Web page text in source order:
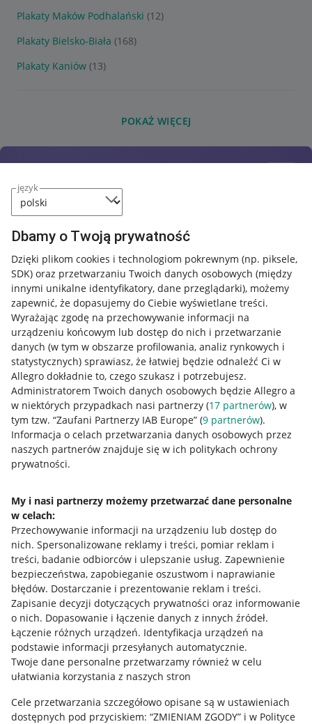
język
Dbamy o Twoją prywatność
Dzięki plikom cookies i technologiom pokrewnym (np. piksele,
SDK) oraz przetwarzaniu Twoich danych osobowych (między
innymi unikalne identyfikatory, dane przeglądarki), możemy
zapewnić, że dopasujemy do Ciebie wyświetlane treści.
Wyrażając zgodę na przechowywanie informacji na
urządzeniu końcowym lub dostęp do nich i przetwarzanie
danych (w tym w obszarze profilowania, analiz rynkowych i
statystycznych) sprawiasz, że łatwiej będzie odnaleźć Ci w
Allegro dokładnie to, czego szukasz i potrzebujesz.
Administratorem Twoich danych osobowych będzie Allegro a
w niektórych przypadkach nasi partnerzy (17 partnerów), w
tym tzw. “Zaufani Partnerzy IAB Europe” (9 partnerów).
Informacja o celach przetwarzania danych osobowych przez
naszych partnerów znajduje się w ich politykach ochrony
prywatności.
My i nasi partnerzy możemy przetwarzać dane personalne
w celach:
Przechowywanie informacji na urządzeniu lub dostęp do
nich. Spersonalizowane reklamy i treści, pomiar reklam i
treści, badanie odbiorców i ulepszanie usług. Zapewnienie
bezpieczeństwa, zapobieganie oszustwom i naprawianie
błędów. Dostarczanie i prezentowanie reklam i treści.
Zapisanie decyzji dotyczących prywatności oraz informowanie
o nich. Dopasowanie i łączenie danych z innych źródeł.
Łączenie różnych urządzeń. Identyfikacja urządzeń na
podstawie informacji przesyłanych automatycznie.
Twoje dane personalne przetwarzamy również w celu
ułatwiania korzystania z naszych stron
Cele przetwarzania szczegółowo opisane są w ustawieniach
dostępnych pod przyciskiem: “ZMIENIAM ZGODY” i w Polityce
Plakaty Maków Podhalański (12)
Plakaty Bielsko-Biała (168)
Plakaty Kaniów (13)
POKAŻ WIĘCEJ
Przydatne informacje
Jak to działa
Allegro Gadane dla sprzedających
Allegro Gadane dla kupujących
Mapa miejscowości
Informacje prawne
Regulamin
Polityka plików "cookies"
Ustawienia plików "cookies"
Udostępnianie lokalizacji